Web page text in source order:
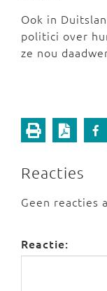
Ook in
politici over
ze nou
Reacties
Geen reacties
Reactie: